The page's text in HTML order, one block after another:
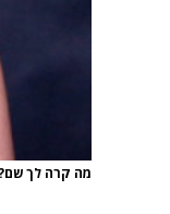
מה קרה לך